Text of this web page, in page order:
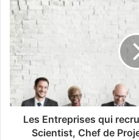
Les Entreprises qui
Scientist, Chef de